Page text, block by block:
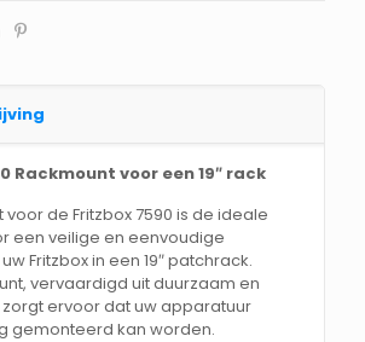
Rackmount voor een 19″ rack
de Fritzbox 7590 is de ideale
een veilige en eenvoudige
Fritzbox in een 19″ patchrack.
vervaardigd uit duurzaam en
ervoor dat uw apparatuur
gemonteerd kan worden.